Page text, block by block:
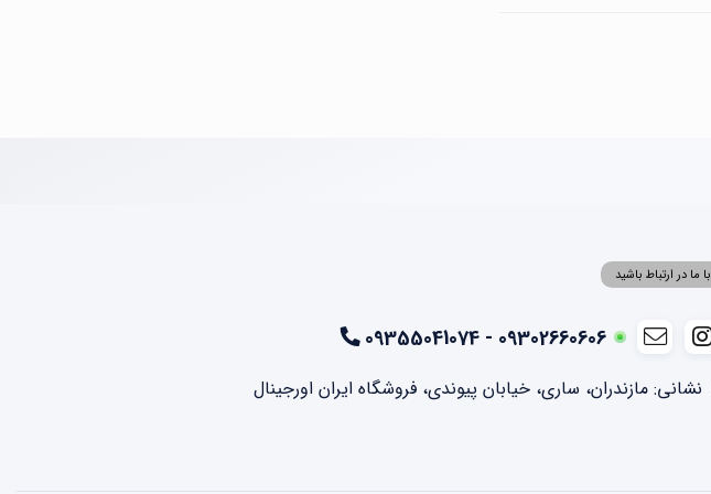
با ما در ارتباط باشید
09302660606 - 09355041074
نشانی: مازندران، ساری، خیابان پیوندی، فروشگاه ایران اورجینال